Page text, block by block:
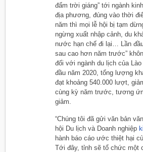
đấm trời giáng” tới ngành
địa phương, đúng vào thời
năm thì mọi lễ hội bị tạm
ngừng xuất nhập cảnh, du
nước hạn chế đi lại… Lần
sau cao hơn năm trước”
đối với ngành du lịch của
đầu năm 2020, tổng lượng
đạt khoảng 540.000 lượt,
cùng kỳ năm trước, tương
giảm.
“Chúng tôi đã gửi văn bản
hội Du lịch và Doanh nghiệp
hành báo cáo ước thiệt hại
Tới đây, tỉnh sẽ tổ chức một